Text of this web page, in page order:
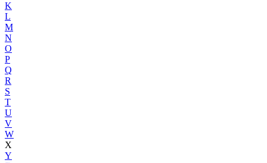
K
L
M
N
O
P
Q
R
S
T
U
V
W
X
Y